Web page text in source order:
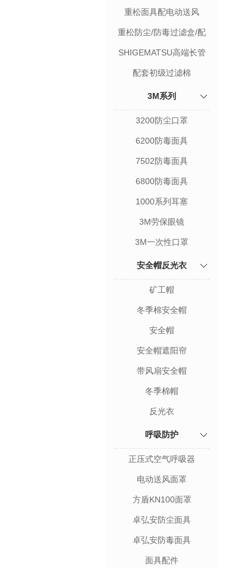
重松面具配电动送风
重松防尘/防毒过滤盒/配
SHIGEMATSU高端长管
呼吸机
配套初级过滤棉
3M系列
3200防尘口罩
6200防毒面具
7502防毒面具
6800防毒面具
1000系列耳塞
3M劳保眼镜
3M一次性口罩
安全帽反光衣
矿工帽
冬季棉安全帽
安全帽
安全帽遮阳帘
带风扇安全帽
冬季棉帽
反光衣
呼吸防护
正压式空气呼吸器
电动送风面罩
方盾KN100面罩
卓弘安防尘面具
卓弘安防毒面具
面具配件